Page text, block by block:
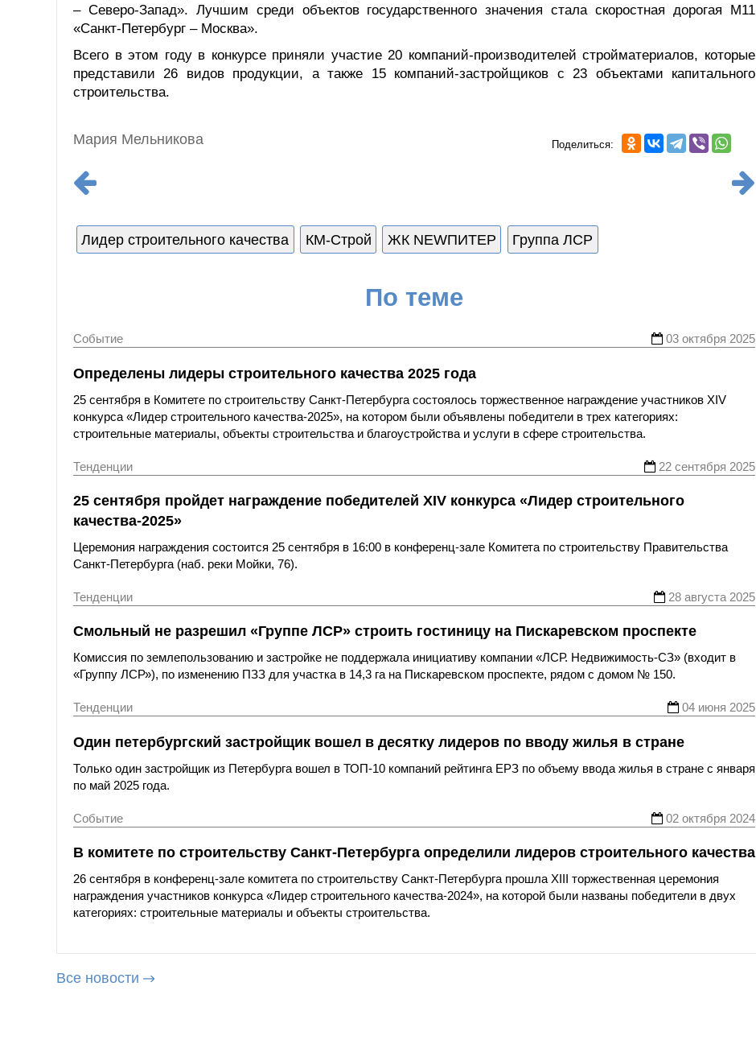
– Северо-Запад». Лучшим среди объектов государственного значения стала скоростная дорогая М11
«Санкт-Петербург – Москва».
Всего в этом году в конкурсе приняли участие 20 компаний-производителей стройматериалов, которые
представили 26 видов продукции, а также 15 компаний-застройщиков с 23 объектами капитального
строительства.
Мария Мельникова Поделиться:
Лидер строительного качества КМ-Строй ЖК NEWПИТЕР Группа ЛСР
По теме
Событие 03 октября 2025
Определены лидеры строительного качества 2025 года
25 сентября в Комитете по строительству Санкт-Петербурга состоялось торжественное награждение участников XIV
конкурса «Лидер строительного качества-2025», на котором были объявлены победители в трех категориях:
строительные материалы, объекты строительства и благоустройства и услуги в сфере строительства.
Тенденции 22 сентября 2025
25 сентября пройдет награждение победителей XIV конкурса «Лидер строительного
качества-2025»
Церемония награждения состоится 25 сентября в 16:00 в конференц-зале Комитета по строительству Правительства
Санкт-Петербурга (наб. реки Мойки, 76).
Тенденции 28 августа 2025
Смольный не разрешил «Группе ЛСР» строить гостиницу на Пискаревском проспекте
Комиссия по землепользованию и застройке не поддержала инициативу компании «ЛСР. Недвижимость-СЗ» (входит в
«Группу ЛСР»), по изменению ПЗЗ для участка в 14,3 га на Пискаревском проспекте, рядом с домом № 150.
Тенденции 04 июня 2025
Один петербургский застройщик вошел в десятку лидеров по вводу жилья в стране
Только один застройщик из Петербурга вошел в ТОП-10 компаний рейтинга ЕРЗ по объему ввода жилья в стране с января
по май 2025 года.
Событие 02 октября 2024
В комитете по строительству Санкт-Петербурга определили лидеров строительного качества
26 сентября в конференц-зале комитета по строительству Санкт-Петербурга прошла XIII торжественная церемония
награждения участников конкурса «Лидер строительного качества-2024», на которой были названы победители в двух
категориях: строительные материалы и объекты строительства.
Все новости